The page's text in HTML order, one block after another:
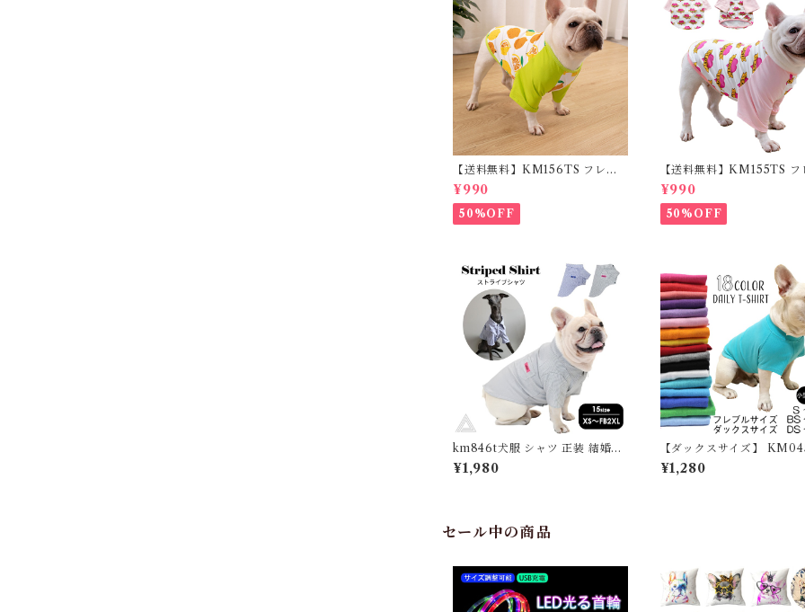
【送料無料】KM156TS フレブ
ル Tシャツ フレンチブルドック
レモン柄 犬服 ドックウェア
¥990
50%OFF
【送料無料】KM155TS フ
ル Tシャツ フレンチブルド
犬服 LOVEハート柄 ドック
ア
¥990
50%OFF
km846t犬服 シャツ 正装 結婚式
誕生日 ストライプシャツ 細スト
ライプ ボタンシャツ ブラック ブ
犬 中型犬 スタイリッシュ KM84
6T
¥1,980
【ダックスサイズ】
大型犬 服 犬 夏服 綿100％
ツ 無地 シンプル コットン
¥1,280
セール中の商品